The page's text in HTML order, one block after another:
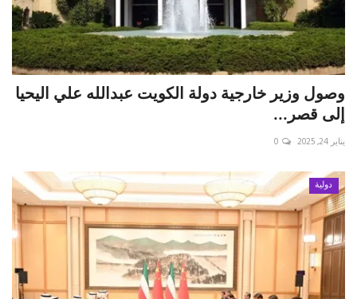
وصول وزير خارجية دولة الكويت عبدالله علي اليحيا
إلى قصر...
يناير 24, 2025 0
دولية